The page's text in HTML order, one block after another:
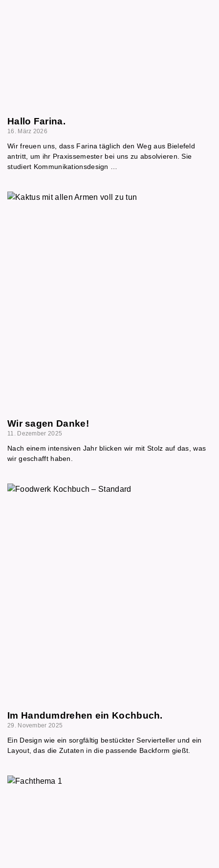
Hallo Farina.
16. März 2026
Wir freuen uns, dass Farina täglich den Weg aus Bielefeld
antritt, um ihr Praxissemester bei uns zu absolvieren. Sie
studiert Kommunikationsdesign …
Wir sagen Danke!
11. Dezember 2025
Nach einem intensiven Jahr blicken wir mit Stolz auf das, was
wir geschafft haben.
Im Handumdrehen ein Kochbuch.
29. November 2025
Ein Design wie ein sorgfältig bestückter Servierteller und ein
Layout, das die Zutaten in die passende Backform gießt.